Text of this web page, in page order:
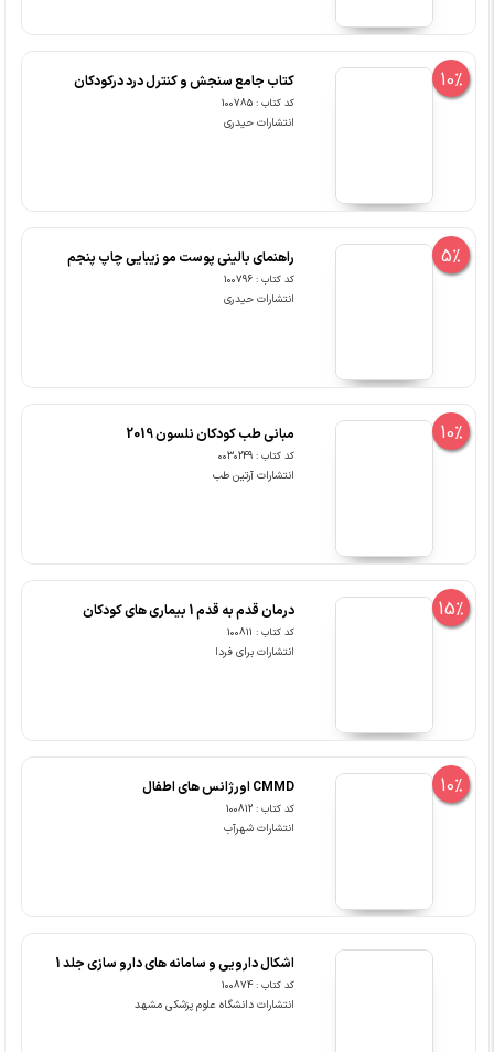
10% کتاب جامع سنجش و کنترل درد درکودکان
کد کتاب : 100785
انتشارات حیدری
5% راهنمای بالینی پوست مو زیبایی چاپ پنجم
کد کتاب : 100796
انتشارات حیدری
10% مبانی طب کودکان نلسون 2019
کد کتاب : 0030249
انتشارات آرتین طب
15% درمان قدم به قدم 1 بیماری های کودکان
کد کتاب : 100811
انتشارات برای فردا
10% CMMD اورژانس های اطفال
کد کتاب : 100812
انتشارات شهرآب
اشکال دارویی و سامانه های دارو سازی جلد 1
کد کتاب : 100874
انتشارات دانشگاه علوم پزشکی مشهد